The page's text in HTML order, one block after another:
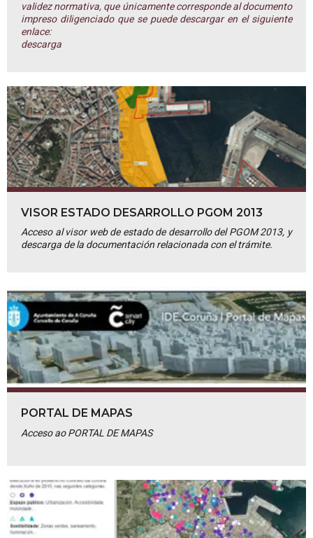
validez normativa, que únicamente corresponde al documento
impreso diligenciado que se puede descargar en el siguiente
enlace:
descarga
VISOR ESTADO DESARROLLO PGOM 2013
Acceso al visor web de estado de desarrollo del PGOM 2013, y
descarga de la documentación relacionada con el trámite.
PORTAL DE MAPAS
Acceso ao PORTAL DE MAPAS